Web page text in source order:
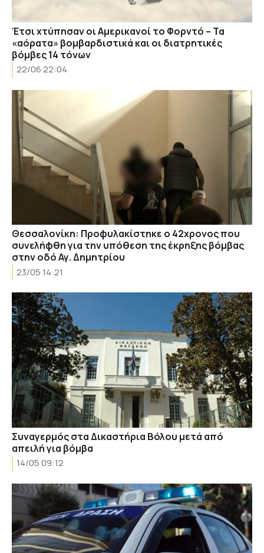
Έτσι χτύπησαν οι Αμερικανοί το Φορντό – Τα
«αόρατα» βομβαρδιστικά και οι διατρητικές
βόμβες 14 τόνων
22/06 22:04
Θεσσαλονίκη: Προφυλακίστηκε ο 42χρονος που
συνελήφθη για την υπόθεση της έκρηξης βόμβας
στην οδό Αγ. Δημητρίου
23/05 14:21
Συναγερμός στα Δικαστήρια Βόλου μετά από
απειλή για βόμβα
14/05 09:12